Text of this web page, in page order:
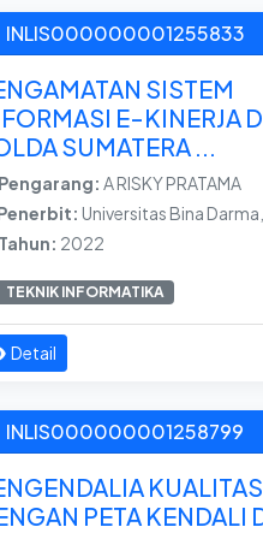
INLIS000000001255833
SISTEM
E-KINERJA
SUMATERA ...
Pengarang: A RISKY PRATAMA
Universitas Bina Darma,
Tahun: 2022
TEKNIK INFORMATIKA
Detail
INLIS000000001258799
PETA KENDALI